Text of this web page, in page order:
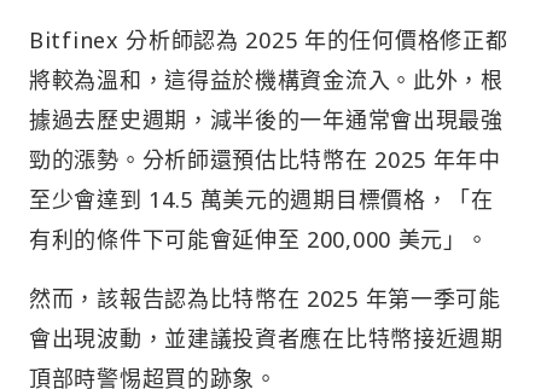
Bitfinex 分析師認為 2025 年的任何價格修正都
將較為溫和，這得益於機構資金流入。此外，根
據過去歷史週期，減半後的一年通常會出現最強
勁的漲勢。分析師還預估比特幣在 2025 年年中
至少會達到 14.5 萬美元的週期目標價格，「在
有利的條件下可能會延伸至 200,000 美元」。
然而，該報告認為比特幣在 2025 年第一季可能
會出現波動，並建議投資者應在比特幣接近週期
頂部時警惕超買的跡象。